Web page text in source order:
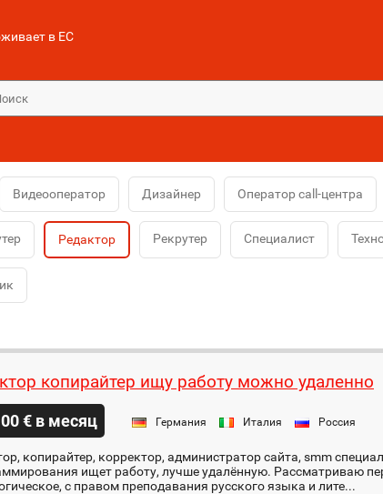
в ЕС
Видеооператор Дизайнер Оператор call-центра
Редактор Рекрутер Специалист
копирайтер ищу работу можно удаленно
€ в месяц Германия Италия Россия
копирайтер, корректор, администратор сайта, smm
ищет работу, лучше удалённую. Рассматриваю
с правом преподавания русского языка и лите...